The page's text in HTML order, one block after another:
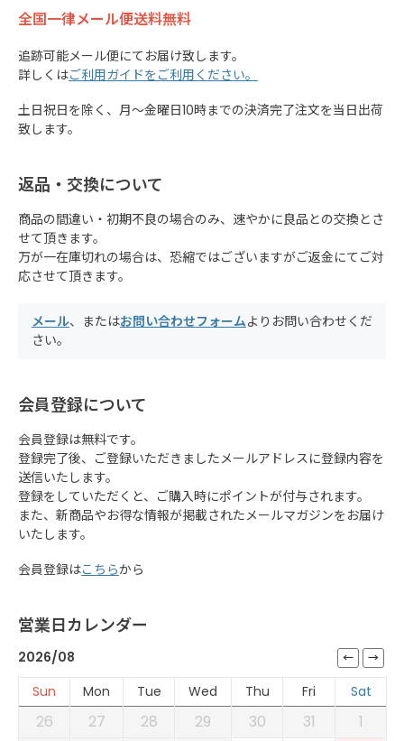
全国一律メール便送料無料
追跡可能メール便にてお届け致します。
詳しくはご利用ガイドをご利用ください。
土日祝日を除く、月～金曜日10時までの決済完了注文を当日出荷
致します。
返品・交換について
商品の間違い・初期不良の場合のみ、速やかに良品との交換とさ
せて頂きます。
万が一在庫切れの場合は、恐縮ではございますがご返金にてご対
応させて頂きます。
メール、またはお問い合わせフォームよりお問い合わせくだ
さい。
会員登録について
会員登録は無料です。
登録完了後、ご登録いただきましたメールアドレスに登録内容を
送信いたします。
登録をしていただくと、ご購入時にポイントが付与されます。
また、新商品やお得な情報が掲載されたメールマガジンをお届け
いたします。
会員登録はこちらから
営業日カレンダー
2026/08
Sun
Mon Tue Wed Thu Fri Sat
26 27 28 29 30 31
1